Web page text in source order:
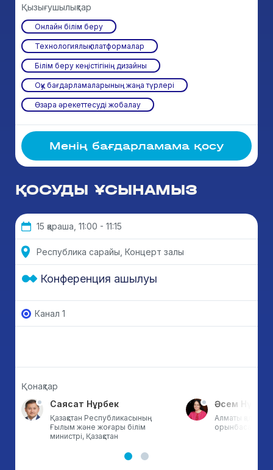
Қызығушылықтар
Онлайн білім беру
Технологиялық платформалар
Білім беру кеңістігінің дизайны
Оқу бағдарламаларының жаңа түрлері
Өзара әрекеттесуді жобалау
Менің бағдарламама қосу
ҚОСУДЫ ҰСЫНАМЫЗ
15 қараша, 11:00 - 11:15
Республика сарайы, Концерт залы
Конференция ашылуы
Канал 1
Қонақтар
Саясат Нұрбек
Қазақстан Республикасының
Ғылым және жоғары білім
министрі, Қазақстан
Әсем
Алматы қаласы
орынбасары,